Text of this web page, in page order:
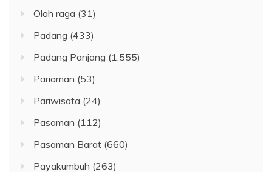
Olah raga (31)
Padang (433)
Padang Panjang (1,555)
Pariaman (53)
Pariwisata (24)
Pasaman (112)
Pasaman Barat (660)
Payakumbuh (263)